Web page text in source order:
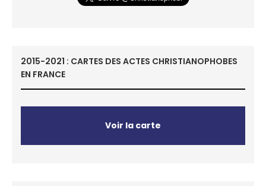
2015-2021 : CARTES DES ACTES CHRISTIANOPHOBES
EN FRANCE
Voir la carte